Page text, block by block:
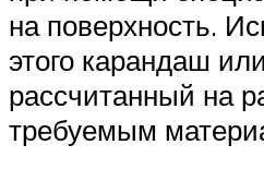
на поверхность.
этого карандаш
рассчитанный на
требуемым